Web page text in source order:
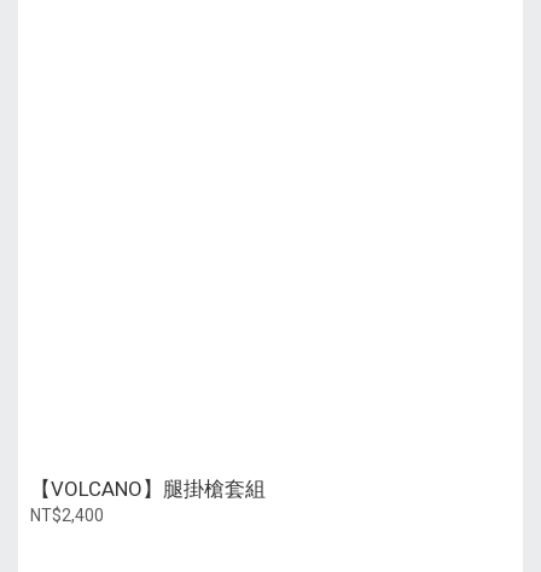
【VOLCANO】腿掛槍套組
NT$2,400